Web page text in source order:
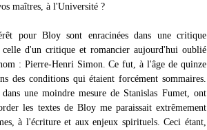
maîtres, à l'Université ?
pour Bloy sont enracinées dans une critique
d'un critique et romancier aujourd'hui oublié
: Pierre-Henri Simon. Ce fut, à l'âge de quinze
des conditions qui étaient forcément sommaires.
une moindre mesure de Stanislas Fumet, ont
les textes de Bloy me paraissait extrêmement
à l'écriture et aux enjeux spirituels. Ceci étant,